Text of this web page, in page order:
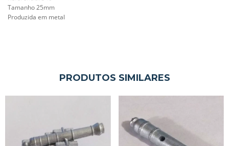
Tamanho 25mm
Produzida em metal
PRODUTOS SIMILARES